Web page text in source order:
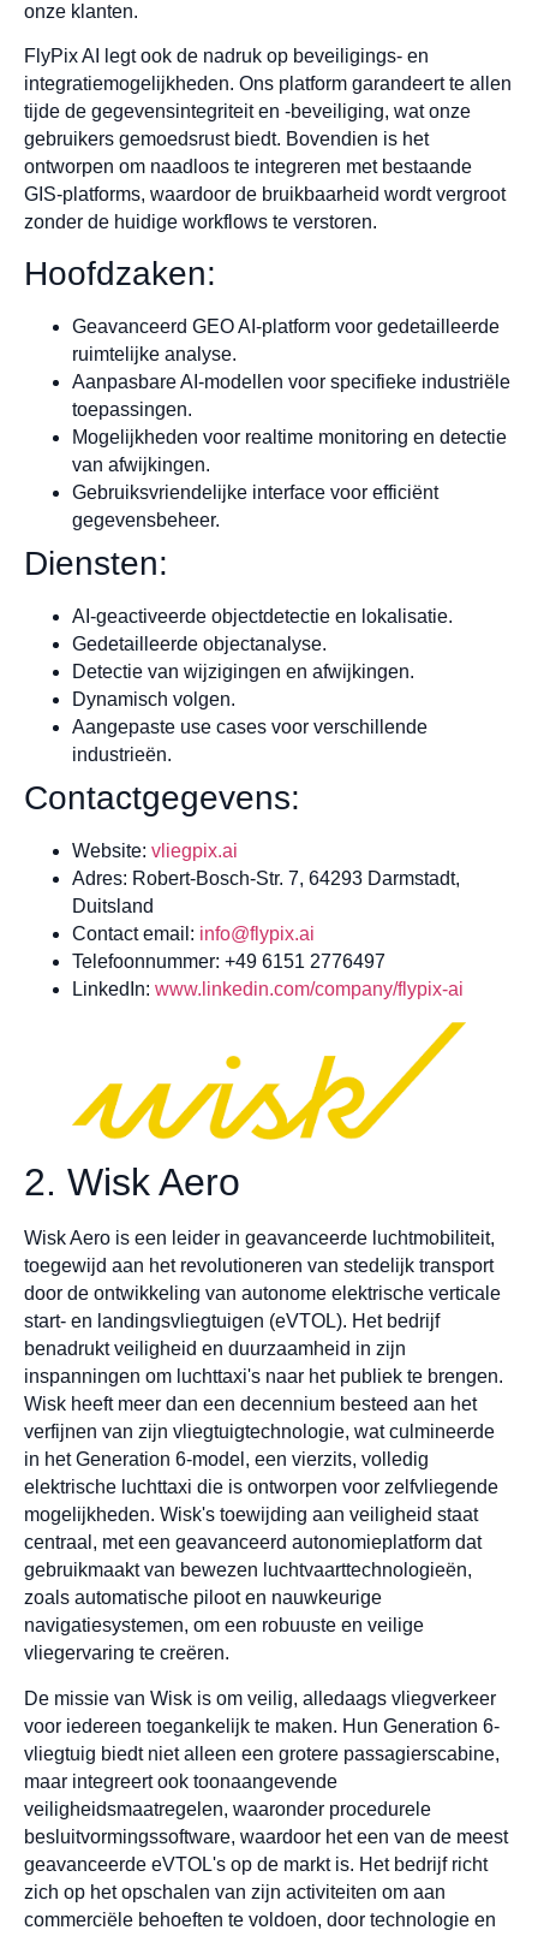
onze klanten.
FlyPix AI legt ook de nadruk op beveiligings- en
integratiemogelijkheden. Ons platform garandeert te allen
tijde de gegevensintegriteit en -beveiliging, wat onze
gebruikers gemoedsrust biedt. Bovendien is het
ontworpen om naadloos te integreren met bestaande
GIS-platforms, waardoor de bruikbaarheid wordt vergroot
zonder de huidige workflows te verstoren.
Hoofdzaken:
Geavanceerd GEO AI-platform voor gedetailleerde
ruimtelijke analyse.
Aanpasbare AI-modellen voor specifieke industriële
toepassingen.
Mogelijkheden voor realtime monitoring en detectie
van afwijkingen.
Gebruiksvriendelijke interface voor efficiënt
gegevensbeheer.
Diensten:
AI-geactiveerde objectdetectie en lokalisatie.
Gedetailleerde objectanalyse.
Detectie van wijzigingen en afwijkingen.
Dynamisch volgen.
Aangepaste use cases voor verschillende
industrieën.
Contactgegevens:
Website: vliegpix.ai
Adres: Robert-Bosch-Str. 7, 64293 Darmstadt,
Duitsland
Contact email: info@flypix.ai
Telefoonnummer: +49 6151 2776497
LinkedIn: www.linkedin.com/company/flypix-ai
2. Wisk Aero
Wisk Aero is een leider in geavanceerde luchtmobiliteit,
toegewijd aan het revolutioneren van stedelijk transport
door de ontwikkeling van autonome elektrische verticale
start- en landingsvliegtuigen (eVTOL). Het bedrijf
benadrukt veiligheid en duurzaamheid in zijn
inspanningen om luchttaxi's naar het publiek te brengen.
Wisk heeft meer dan een decennium besteed aan het
verfijnen van zijn vliegtuigtechnologie, wat culmineerde
in het Generation 6-model, een vierzits, volledig
elektrische luchttaxi die is ontworpen voor zelfvliegende
mogelijkheden. Wisk's toewijding aan veiligheid staat
centraal, met een geavanceerd autonomieplatform dat
gebruikmaakt van bewezen luchtvaarttechnologieën,
zoals automatische piloot en nauwkeurige
navigatiesystemen, om een robuuste en veilige
vliegervaring te creëren.
De missie van Wisk is om veilig, alledaags vliegverkeer
voor iedereen toegankelijk te maken. Hun Generation 6-
vliegtuig biedt niet alleen een grotere passagierscabine,
maar integreert ook toonaangevende
veiligheidsmaatregelen, waaronder procedurele
besluitvormingssoftware, waardoor het een van de meest
geavanceerde eVTOL's op de markt is. Het bedrijf richt
zich op het opschalen van zijn activiteiten om aan
commerciële behoeften te voldoen, door technologie en